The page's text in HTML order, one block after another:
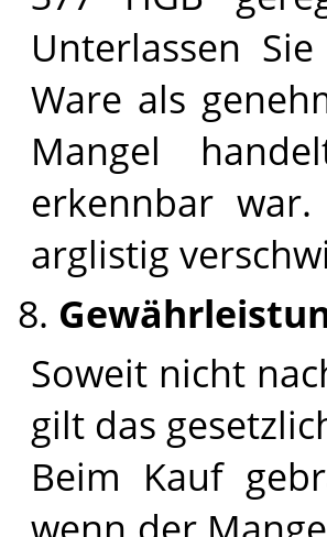
Unterlassen
Ware als
Mangel
erkennbar
arglistig
Soweit nicht
gilt das
Beim Kauf